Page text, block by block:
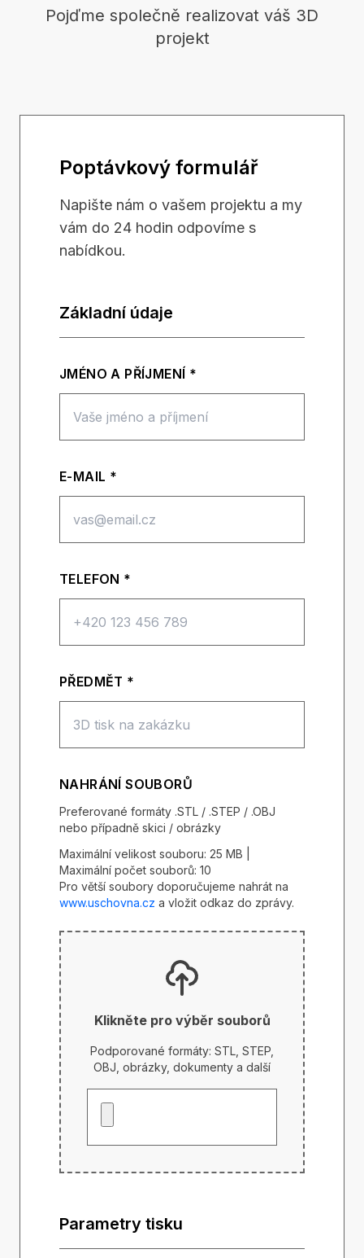
Pojďme společně realizovat váš 3D
projekt
Poptávkový formulář
Napište nám o vašem projektu a my
vám do 24 hodin odpovíme s
nabídkou.
Základní údaje
JMÉNO A PŘÍJMENÍ *
E-MAIL *
TELEFON *
PŘEDMĚT *
NAHRÁNÍ SOUBORŮ
Preferované formáty .STL / .STEP / .OBJ
nebo případně skici / obrázky
Maximální velikost souboru: 25 MB |
Maximální počet souborů: 10
Pro větší soubory doporučujeme nahrát na
www.uschovna.cz a vložit odkaz do zprávy.
Klikněte pro výběr souborů
Podporované formáty: STL, STEP,
OBJ, obrázky, dokumenty a další
Parametry tisku